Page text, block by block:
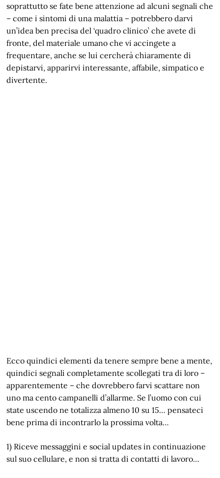
soprattutto se fate bene attenzione ad alcuni segnali che
– come i sintomi di una malattia – potrebbero darvi
un’idea ben precisa del ‘quadro clinico’ che avete di
fronte, del materiale umano che vi accingete a
frequentare, anche se lui cercherà chiaramente di
depistarvi, apparirvi interessante, affabile, simpatico e
divertente.
Ecco quindici elementi da tenere sempre bene a mente,
quindici segnali completamente scollegati tra di loro –
apparentemente – che dovrebbero farvi scattare non
uno ma cento campanelli d’allarme. Se l’uomo con cui
state uscendo ne totalizza almeno 10 su 15… pensateci
bene prima di incontrarlo la prossima volta…
1) Riceve messaggini e social updates in continuazione
sul suo cellulare, e non si tratta di contatti di lavoro…